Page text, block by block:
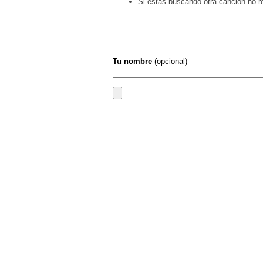
Tu nombre (opcional)